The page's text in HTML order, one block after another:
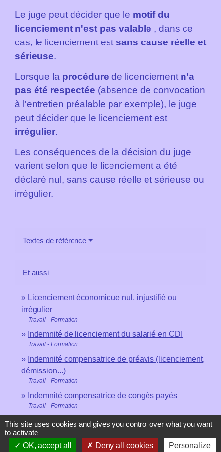
Le juge peut décider que le motif du
licenciement n'est pas valable , dans ce
cas, le licenciement est sans cause réelle et
sérieuse.
Lorsque la procédure de licenciement n'a
pas été respectée (absence de convocation
à l'entretien préalable par exemple), le juge
peut décider que le licenciement est
irrégulier.
Les conséquences de la décision du juge
varient selon que le licenciement a été
déclaré nul, sans cause réelle et sérieuse ou
irrégulier.
Textes de référence
Et aussi
Licenciement économique nul, injustifié ou
irrégulier
Travail - Formation
Indemnité de licenciement du salarié en CDI
Travail - Formation
Indemnité compensatrice de préavis (licenciement,
démission...)
Travail - Formation
Indemnité compensatrice de congés payés
Travail - Formation
This site uses cookies and gives you control over what you want
to activate
OK, accept all
Deny all cookies Personalize